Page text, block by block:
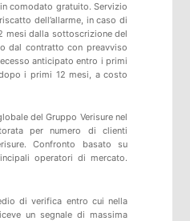
comodato gratuito. Servizio
dell’allarme, in caso di
mesi dalla sottoscrizione del
dal contratto con preavviso
anticipato entro i primi
i primi 12 mesi, a costo
del Gruppo Verisure nel
per numero di clienti
Confronto basato su
operatori di mercato.
di verifica entro cui nella
un segnale di massima